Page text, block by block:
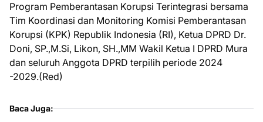
Program Pemberantasan Korupsi Terintegrasi bersama
Tim Koordinasi dan Monitoring Komisi Pemberantasan
Korupsi (KPK) Republik Indonesia (RI), Ketua DPRD Dr.
Doni, SP.,M.Si, Likon, SH.,MM Wakil Ketua I DPRD Mura
dan seluruh Anggota DPRD terpilih periode 2024
-2029.(Red)
Baca Juga: